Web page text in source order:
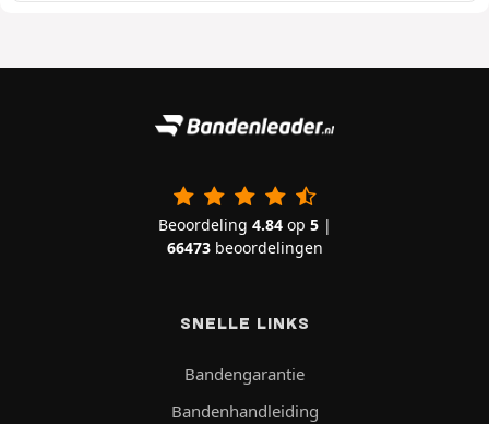
Beoordeling 4.84op 5|
66473beoordelingen
SNELLE LINKS
Bandengarantie
Bandenhandleiding